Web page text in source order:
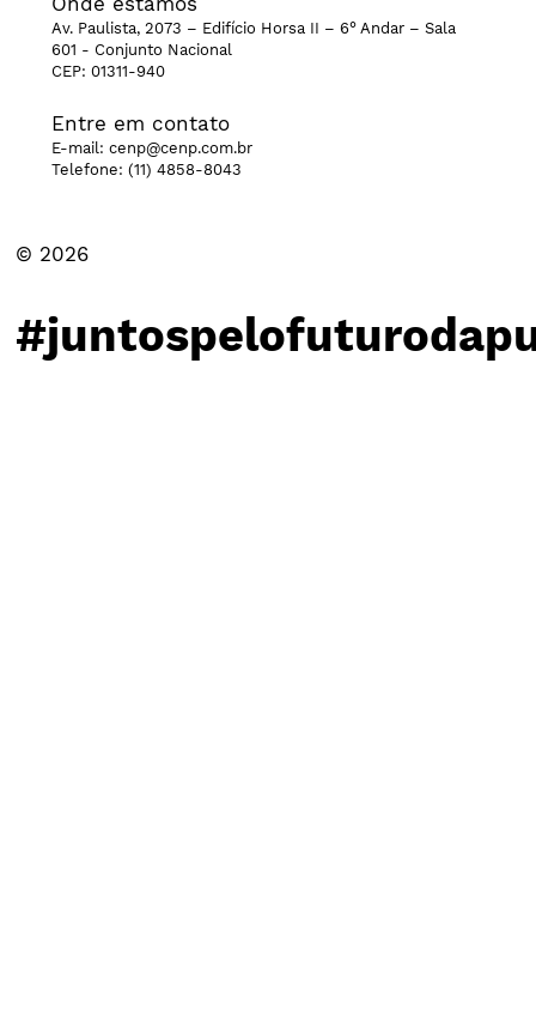
Av. Paulista, 2073 – Edifício Horsa II – 6° Andar – Sala
601 - Conjunto Nacional
CEP: 01311-940
Entre em contato
E-mail: cenp@cenp.com.br
Telefone: (11) 4858-8043
© 2026